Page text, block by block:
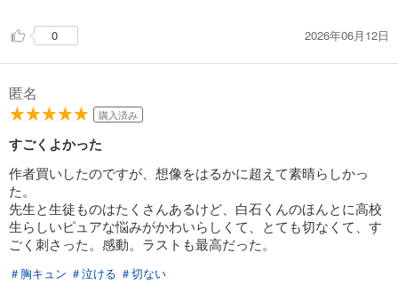
0 2026年06月12日
匿名
購入済み
すごくよかった
作者買いしたのですが、想像をはるかに超えて素晴らしかっ
た。
先生と生徒ものはたくさんあるけど、白石くんのほんとに高校
生らしいピュアな悩みがかわいらしくて、とても切なくて、す
ごく刺さった。感動。ラストも最高だった。
＃胸キュン ＃泣ける ＃切ない